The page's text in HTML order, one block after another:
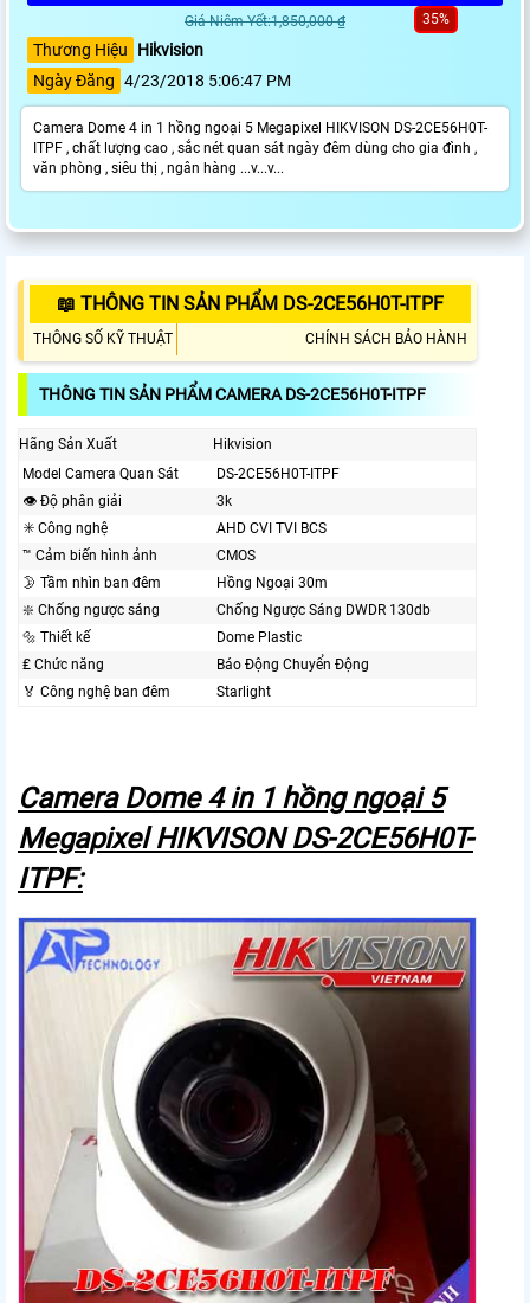
Giá Niêm Yết:1,850,000 ₫ 35%
Thương Hiệu
Hikvision
Ngày Đăng 4/23/2018 5:06:47 PM
Camera Dome 4 in 1 hồng ngoại 5 Megapixel HIKVISON DS-2CE56H0T-
ITPF , chất lượng cao , sắc nét quan sát ngày đêm dùng cho gia đình ,
văn phòng , siêu thị , ngân hàng ...v...v...
📖 THÔNG TIN SẢN PHẨM DS-2CE56H0T-ITPF
THÔNG SỐ KỸ THUẬT CHÍNH SÁCH BẢO HÀNH
THÔNG TIN SẢN PHẨM CAMERA DS-2CE56H0T-ITPF
Hãng Sản Xuất
Hikvision
Model Camera Quan Sát
DS-2CE56H0T-ITPF
👁 Độ phân giải
3k
✳️ Công nghệ
AHD CVI TVI BCS
™️ Cảm biến hình ảnh
CMOS
🌛 Tầm nhìn ban đêm
Hồng Ngoại 30m
❇️ Chống ngược sáng
Chống Ngược Sáng DWDR 130db
🔩 Thiết kế
Dome Plastic
₤ Chức năng
Báo Động Chuyển Động
️🏅️ Công nghệ ban đêm
Starlight
Camera Dome 4 in 1 hồng ngoại 5
Megapixel HIKVISON DS-2CE56H0T-
ITPF: